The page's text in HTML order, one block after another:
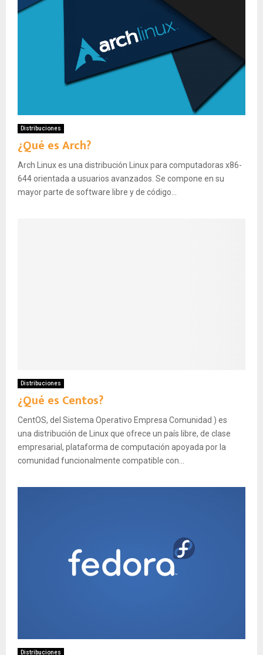
Distribuciones
¿Qué es Arch?
Arch Linux es una distribución Linux para computadoras x86-
644​ orientada a usuarios avanzados. Se compone en su
mayor parte de software libre y de código...
Distribuciones
¿Qué es Centos?
CentOS, del Sistema Operativo Empresa Comunidad ) es
una distribución de Linux que ofrece un país libre, de clase
empresarial, plataforma de computación apoyada por la
comunidad funcionalmente compatible con...
Distribuciones